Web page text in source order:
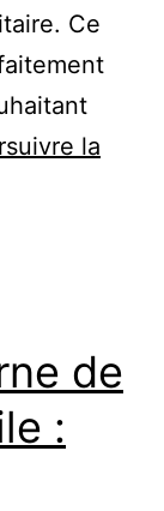
Ce
la
de
: